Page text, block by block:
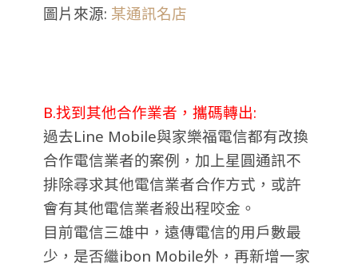
圖片來源: 某通訊名店
B.找到其他合作業者，攜碼轉出:
過去Line Mobile與家樂福電信都有改換
合作電信業者的案例，加上星圓通訊不
排除尋求其他電信業者合作方式，或許
會有其他電信業者殺出程咬金。
目前電信三雄中，遠傳電信的用戶數最
少，是否繼ibon Mobile外，再新增一家